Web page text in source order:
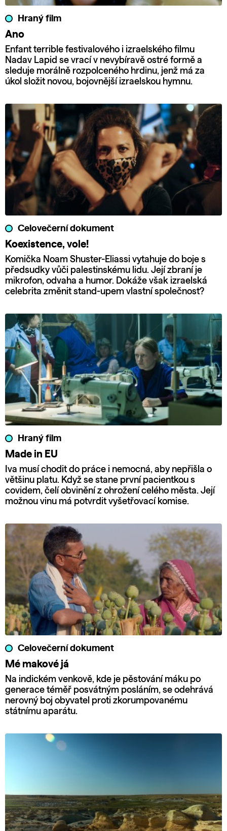
Hraný film
Ano
Enfant terrible festivalového i izraelského filmu
Nadav Lapid se vrací v nevybíravě ostré formě a
sleduje morálně rozpolceného hrdinu, jenž má za
úkol složit novou, bojovnější izraelskou hymnu.
Celovečerní dokument
Koexistence, vole!
Komička Noam Shuster-Eliassi vytahuje do boje s
předsudky vůči palestinskému lidu. Její zbraní je
mikrofon, odvaha a humor. Dokáže však izraelská
celebrita změnit stand-upem vlastní společnost?
Hraný film
Made in EU
Iva musí chodit do práce i nemocná, aby nepřišla o
většinu platu. Když se stane první pacientkou s
covidem, čelí obvinění z ohrožení celého města. Její
možnou vinu má potvrdit vyšetřovací komise.
Celovečerní dokument
Mé makové já
Na indickém venkově, kde je pěstování máku po
generace téměř posvátným posláním, se odehrává
nerovný boj obyvatel proti zkorumpovanému
státnímu aparátu.